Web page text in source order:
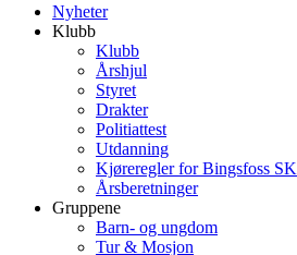
Nyheter
Klubb
Klubb
Årshjul
Styret
Drakter
Politiattest
Utdanning
Kjøreregler for Bingsfoss SK
Årsberetninger
Gruppene
Barn- og ungdom
Tur & Mosjon